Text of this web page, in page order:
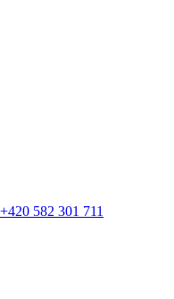
+420 582 301 711